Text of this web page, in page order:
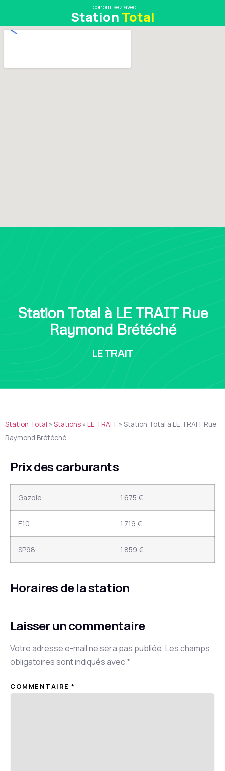
Economisez avec
Station Total
Station Total à LE TRAIT Rue
Raymond Brétéché
LE TRAIT
Station Total » Stations » LE TRAIT » Station Total à LE TRAIT Rue
Raymond Brétéché
Prix des carburants
Gazole 1.675 €
E10 1.719 €
SP98 1.859 €
Horaires de la station
Laisser un commentaire
Votre adresse e-mail ne sera pas publiée.Les champs
obligatoires sont indiqués avec*
COMMENTAIRE *